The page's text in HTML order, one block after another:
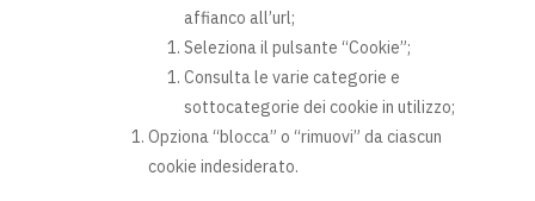
affianco all’url;
Seleziona il pulsante “Cookie”;
Consulta le varie categorie e
sottocategorie dei cookie in utilizzo;
Opziona “blocca” o “rimuovi” da ciascun
cookie indesiderato.